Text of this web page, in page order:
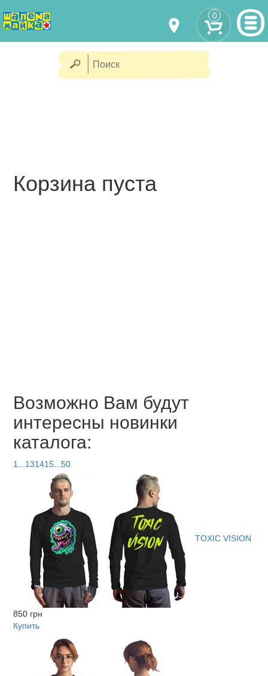
0
(067) 011 0404
ПОЛНАЯ ВЕРСИЯ САЙТА
Корзина пуста
Возможно Вам будут
интересны новинки
каталога:
1 131415 ...50
TOXIC VISION
850 грн
Купить